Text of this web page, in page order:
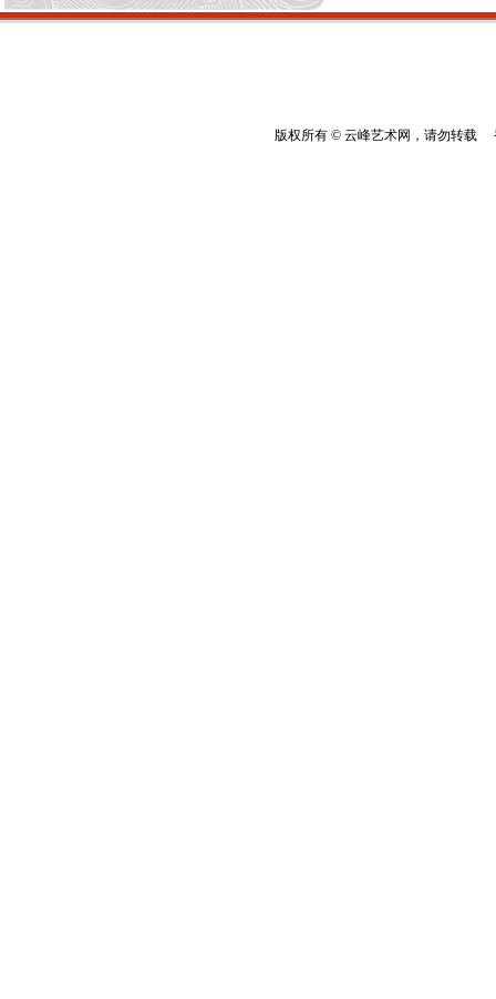
版权所有 © 云峰艺术网，请勿转载